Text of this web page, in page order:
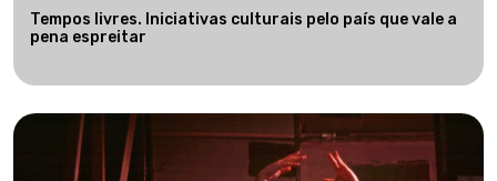
Tempos livres. Iniciativas culturais pelo país que vale a
pena espreitar